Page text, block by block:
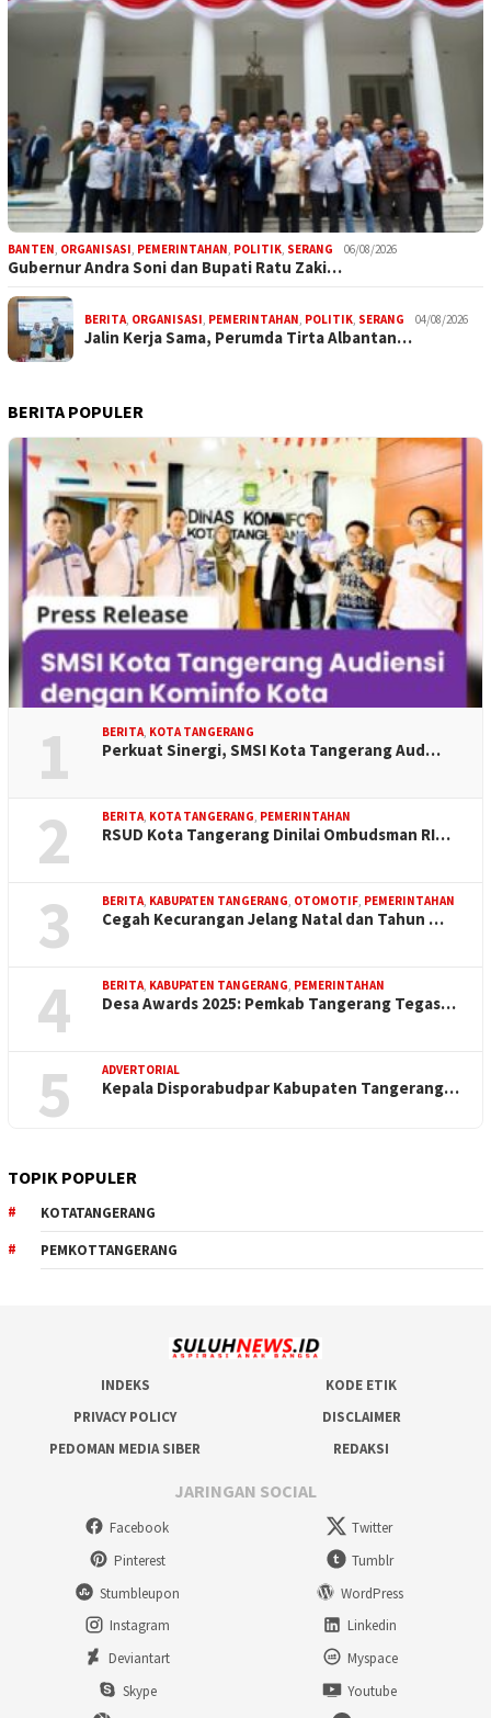
BANTEN, ORGANISASI, PEMERINTAHAN, POLITIK, SERANG 06/08/2026
Gubernur Andra Soni dan Bupati Ratu Zaki…
BERITA, ORGANISASI, PEMERINTAHAN, POLITIK, SERANG 04/08/2026
Jalin Kerja Sama, Perumda Tirta Albantan…
BERITA POPULER
1 BERITA, KOTA TANGERANG
Perkuat Sinergi, SMSI Kota Tangerang Aud…
2 BERITA, KOTA TANGERANG, PEMERINTAHAN
RSUD Kota Tangerang Dinilai Ombudsman RI…
3 BERITA, KABUPATEN TANGERANG, OTOMOTIF, PEMERINTAHAN
Cegah Kecurangan Jelang Natal dan Tahun …
4 BERITA, KABUPATEN TANGERANG, PEMERINTAHAN
Desa Awards 2025: Pemkab Tangerang Tegas…
5 ADVERTORIAL
Kepala Disporabudpar Kabupaten Tangerang…
TOPIK POPULER
KOTATANGERANG
PEMKOTTANGERANG
INDEKS
KODE ETIK
PRIVACY POLICY
DISCLAIMER
PEDOMAN MEDIA SIBER
REDAKSI
JARINGAN SOCIAL
Facebook
Twitter
Pinterest
Tumblr
Stumbleupon
WordPress
Instagram
Linkedin
Deviantart
Myspace
Skype
Youtube